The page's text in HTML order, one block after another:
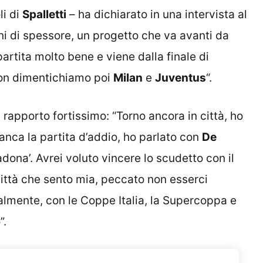
di Spalletti – ha dichiarato in una intervista al
di spessore, un progetto che va avanti da
molto bene e viene dalla finale di
dimentichiamo poi Milan e Juventus“.
fortissimo: “Torno ancora in città, ho
la partita d’addio, ho parlato con De
Avrei voluto vincere lo scudetto con il
che sento mia, peccato non esserci
con le Coppe Italia, la Supercoppa e